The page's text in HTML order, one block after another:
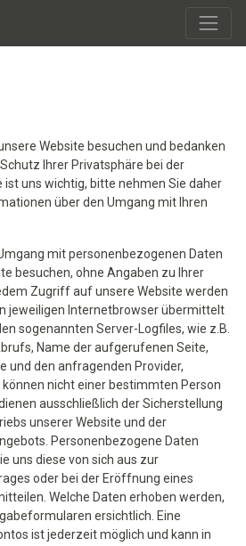
Website besuchen und bedanken
Ihrer Privatsphäre bei der
ist uns wichtig, bitte nehmen Sie daher
über den Umgang mit Ihren
mit personenbezogenen Daten
besuchen, ohne Angaben zu Ihrer
Zugriff auf unsere Website werden
jeweiligen Internetbrowser übermittelt
sogenannten Server-Logfiles, wie z.B.
Name der aufgerufenen Seite,
und den anfragenden Provider,
nicht einer bestimmten Person
ausschließlich der Sicherstellung
unserer Website und der
Personenbezogene Daten
uns diese von sich aus zur
oder bei der Eröffnung eines
Welche Daten erhoben werden,
ersichtlich. Eine
ist jederzeit möglich und kann in